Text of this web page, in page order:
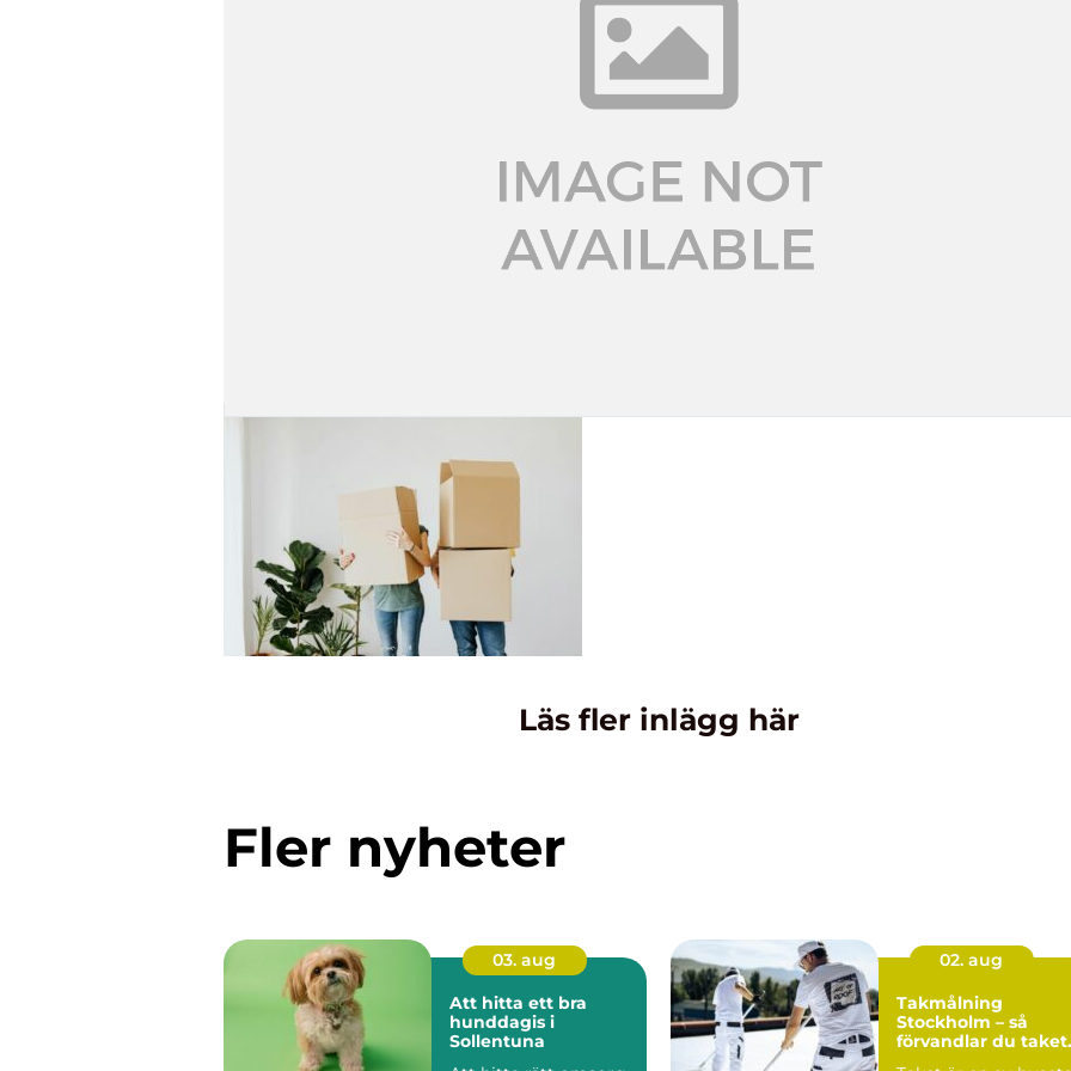
Läs fler inlägg här
Fler nyheter
03. aug
Att hitta ett bra
hunddagis i
Sollentuna
02. aug
Takmålning
Stockholm – så
förvandlar du taket